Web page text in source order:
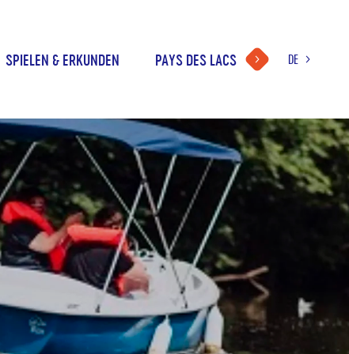
SPIELEN & ERKUNDEN PAYS DES LACS
WAHL
SPRACHE
DE
NL
EN